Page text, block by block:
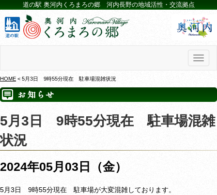
道の駅 奥河内くろまろの郷 河内長野の地域活性・交流拠点
HOME < 5月3日 9時55分現在 駐車場混雑状況
5月3日 9時55分現在 駐車場混雑
状況
2024年05月03日（金）
5月3日 9時55分現在 駐車場が大変混雑しております。